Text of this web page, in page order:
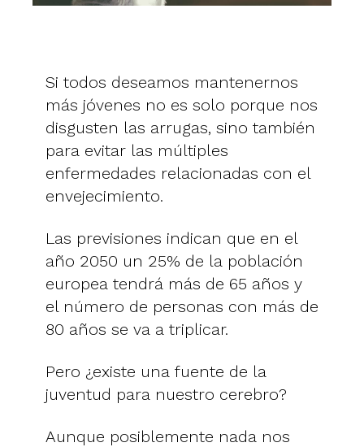
Si todos deseamos mantenernos
más jóvenes no es solo porque nos
disgusten las arrugas, sino también
para evitar las múltiples
enfermedades relacionadas con el
envejecimiento.
Las previsiones indican que en el
año 2050 un 25% de la población
europea tendrá más de 65 años y
el número de personas con más de
80 años se va a triplicar.
Pero ¿existe una fuente de la
juventud para nuestro cerebro?
Aunque posiblemente nada nos